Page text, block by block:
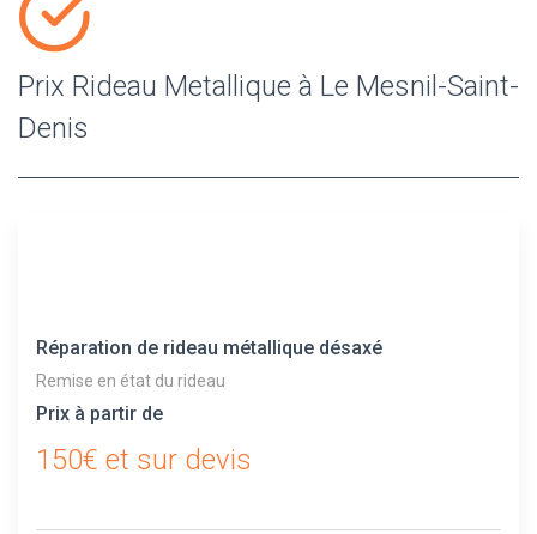
Prix Rideau Metallique à Le Mesnil-Saint-
Denis
Réparation de rideau métallique désaxé
Remise en état du rideau
Prix à partir de
150€ et sur devis